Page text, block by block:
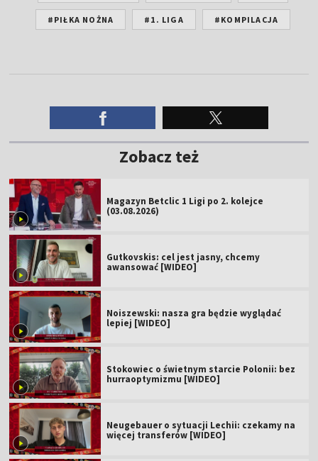
#PIŁKA NOŻNA #1. LIGA #KOMPILACJA
Zobacz też
Magazyn Betclic 1 Ligi po 2. kolejce
(03.08.2026)
Gutkovskis: cel jest jasny, chcemy
awansować [WIDEO]
Noiszewski: nasza gra będzie wyglądać
lepiej [WIDEO]
Stokowiec o świetnym starcie Polonii: bez
hurraoptymizmu [WIDEO]
Neugebauer o sytuacji Lechii: czekamy na
więcej transferów [WIDEO]